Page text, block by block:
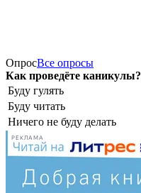
ОпросВсе опросы
Как проведёте каникулы?
Буду гулять
Буду читать
Ничего не буду делать
РЕКЛАМА